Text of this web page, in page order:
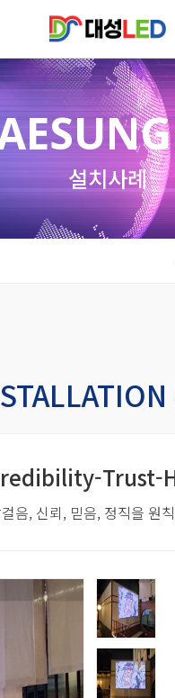
설치사례
Trust-
음, 신뢰, 믿음, 정직을 원